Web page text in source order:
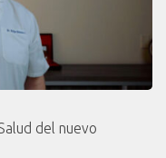
del nuevo